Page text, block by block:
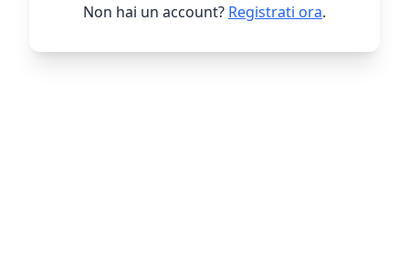
Non hai un account? Registrati ora.